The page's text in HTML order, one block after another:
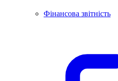
Фінансова звітність